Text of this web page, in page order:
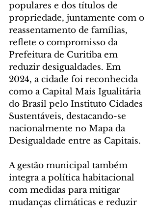
populares e dos títulos de
propriedade, juntamente com o
reassentamento de famílias,
reflete o compromisso da
Prefeitura de Curitiba em
reduzir desigualdades. Em
2024, a cidade foi reconhecida
como a Capital Mais Igualitária
do Brasil pelo Instituto Cidades
Sustentáveis, destacando-se
nacionalmente no Mapa da
Desigualdade entre as Capitais.
A gestão municipal também
integra a política habitacional
com medidas para mitigar
mudanças climáticas e reduzir